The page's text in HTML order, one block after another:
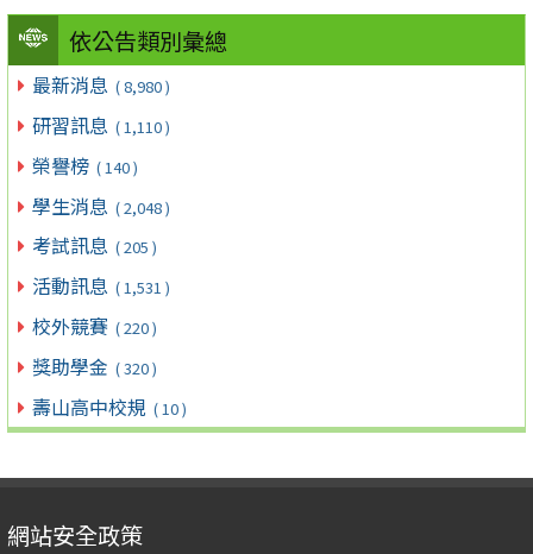
依公告類別彙總
最新消息 ( 8,980 )
研習訊息 ( 1,110 )
榮譽榜 ( 140 )
學生消息 ( 2,048 )
考試訊息 ( 205 )
活動訊息 ( 1,531 )
校外競賽 ( 220 )
獎助學金 ( 320 )
壽山高中校規 ( 10 )
網站安全政策